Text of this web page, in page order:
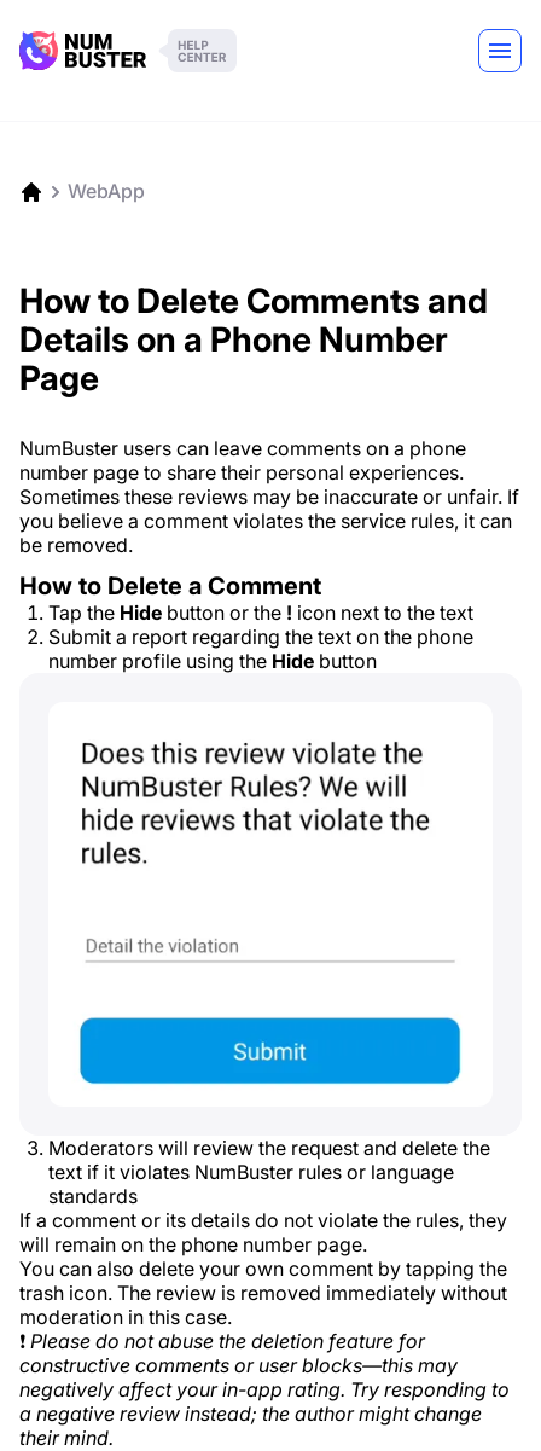
WebApp
How to Delete Comments and
Details on a Phone Number
Page
NumBuster users can leave comments on a phone
number page to share their personal experiences.
Sometimes these reviews may be inaccurate or unfair. If
you believe a comment violates the service rules, it can
be removed.
How to Delete a Comment
Tap the Hide button or the ! icon next to the text
Submit a report regarding the text on the phone
number profile using the Hide button
Moderators will review the request and delete the
text if it violates NumBuster rules or language
standards
If a comment or its details do not violate the rules, they
will remain on the phone number page.
You can also delete your own comment by tapping the
trash icon. The review is removed immediately without
moderation in this case.
❗ Please do not abuse the deletion feature for
constructive comments or user blocks—this may
negatively affect your in-app rating. Try responding to
a negative review instead; the author might change
their mind.